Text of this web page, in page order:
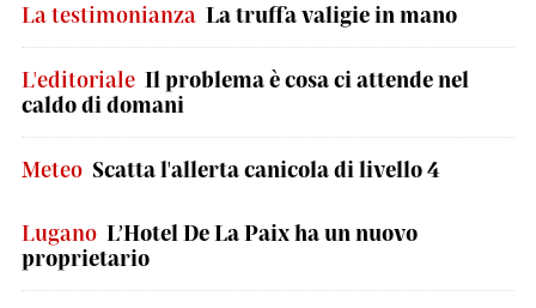
La testimonianza La truffa valigie in mano
L'editoriale Il problema è cosa ci attende nel
caldo di domani
Meteo Scatta l'allerta canicola di livello 4
Lugano L’Hotel De La Paix ha un nuovo
proprietario